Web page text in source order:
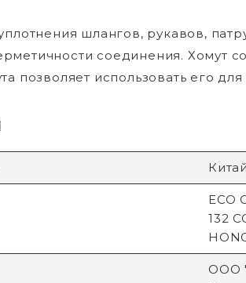
шлангов, рукавов,
соединения. Хомут
позволяет использовать его
ECO
132
ООО